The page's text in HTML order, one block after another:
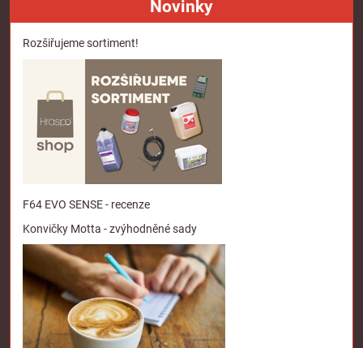
Novinky
Rozšiřujeme sortiment!
F64 EVO SENSE - recenze
Konvičky Motta - zvýhodněné sady